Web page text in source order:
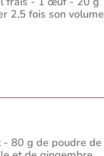
2,5 fois son volume
- 80 g de poudre de